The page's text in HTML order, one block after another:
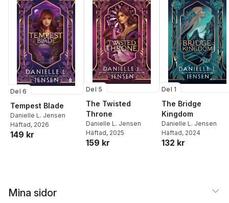
Del 6
Tempest Blade
Danielle L. Jensen
Häftad, 2026
149 kr
Del 5
The Twisted
Throne
Danielle L. Jensen
Häftad, 2025
159 kr
Del 1
The Bridge
Kingdom
Danielle L. Jensen
Häftad, 2024
132 kr
Mina sidor